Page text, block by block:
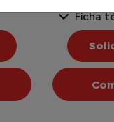
Ficha